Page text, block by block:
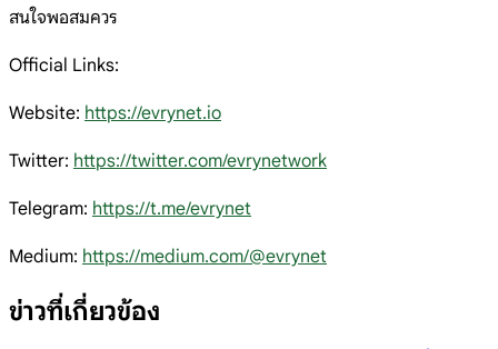
สนใจพอสมควร
Official Links:
Website: https://evrynet.io
Twitter: https://twitter.com/evrynetwork
Telegram: https://t.me/evrynet
Medium: https://medium.com/@evrynet
ข่าวที่เกี่ยวข้อง